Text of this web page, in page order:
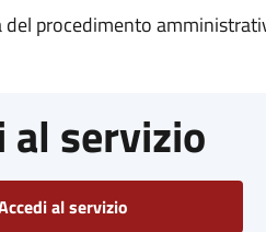
del procedimento
al servizio
al servizio